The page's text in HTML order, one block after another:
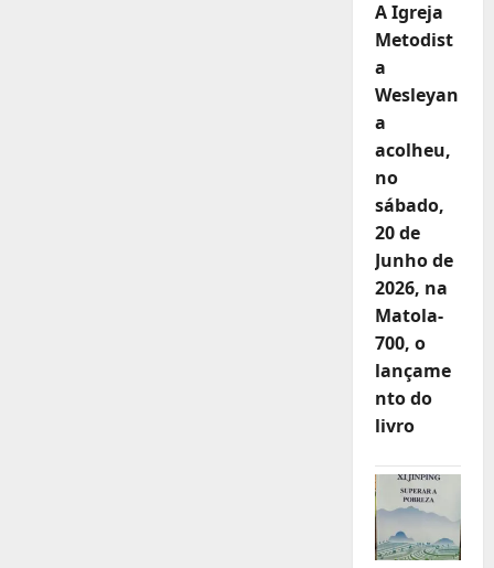
A Igreja
Metodist
a
Wesleyan
a
acolheu,
no
sábado,
20 de
Junho de
2026, na
Matola-
700, o
lançame
nto do
livro